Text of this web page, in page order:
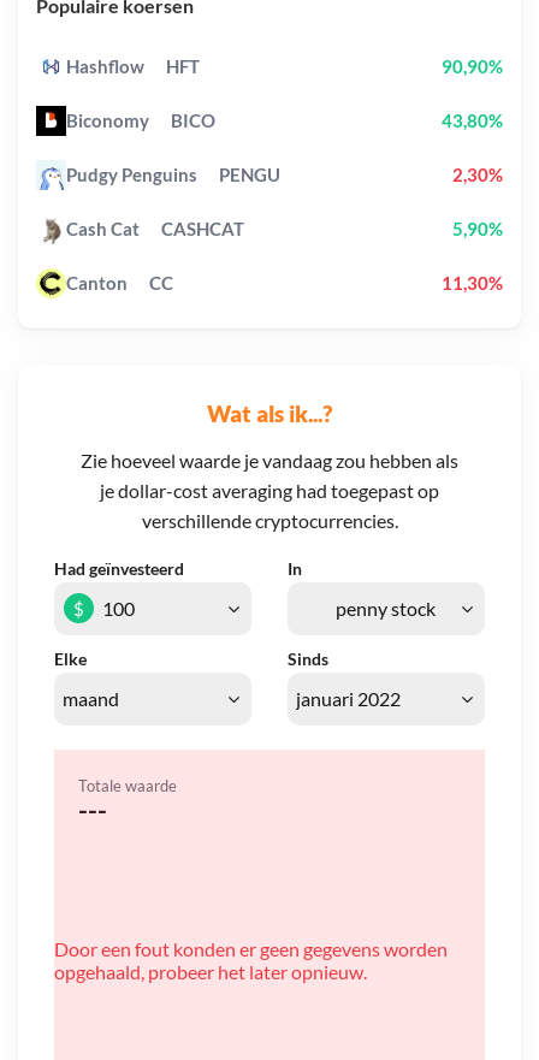
Wat als ik...?
Zie hoeveel waarde je vandaag zou hebben als
je dollar-cost averaging had toegepast op
verschillende cryptocurrencies.
Had geïnvesteerd In
Elke Sinds
$
Totale waarde
---
Door een fout konden er geen gegevens worden
opgehaald, probeer het later opnieuw.
Populaire koersen
Hashflow HFT 90,90%
Biconomy BICO 43,80%
Pudgy Penguins PENGU 2,30%
Cash Cat CASHCAT 5,90%
Canton CC 11,30%